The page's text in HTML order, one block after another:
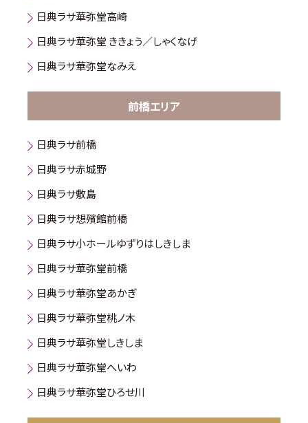
日典ラサ華弥堂高崎
日典ラサ華弥堂 ききょう／しゃくなげ
日典ラサ華弥堂なみえ
前橋エリア
日典ラサ前橋
日典ラサ赤城野
日典ラサ敷島
日典ラサ想殯館前橋
日典ラサ小ホールゆずりはしきしま
日典ラサ華弥堂前橋
日典ラサ華弥堂あかぎ
日典ラサ華弥堂桃ノ木
日典ラサ華弥堂しきしま
日典ラサ華弥堂へいわ
日典ラサ華弥堂ひろせ川